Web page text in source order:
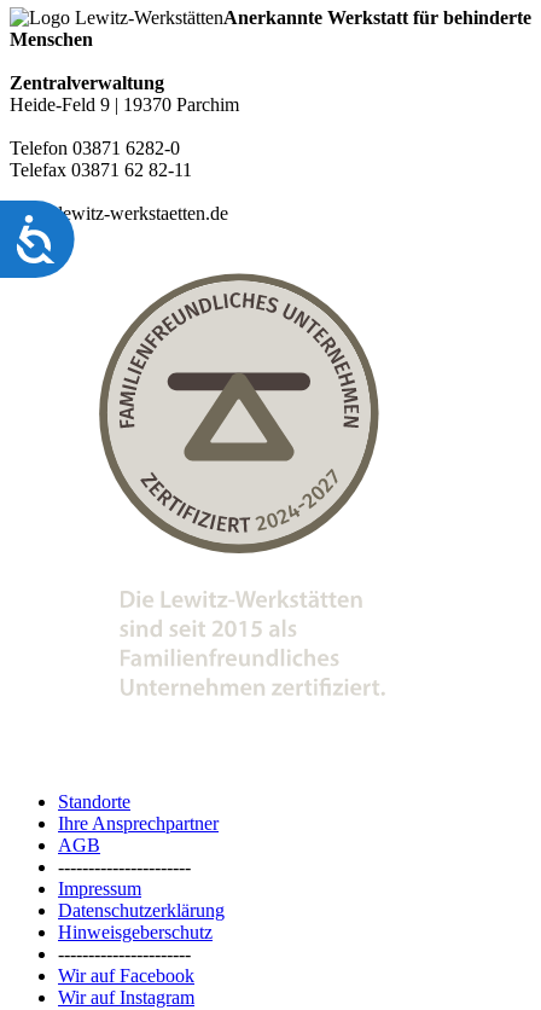
Barrierefreiheit
Anerkannte Werkstatt für behinderte
Menschen
Zentralverwaltung
Heide-Feld 9 | 19370 Parchim
Telefon 03871 6282-0
Telefax 03871 62 82-11
info@lewitz-werkstaetten.de
Standorte
Ihre Ansprechpartner
AGB
----------------------
Impressum
Datenschutzerklärung
Hinweisgeberschutz
----------------------
Wir auf Facebook
Wir auf Instagram